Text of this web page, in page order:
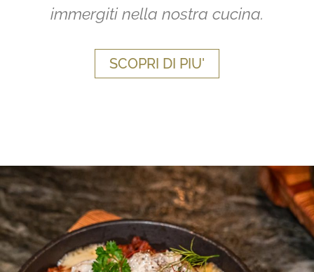
immergiti nella nostra cucina.
SCOPRI DI PIU'